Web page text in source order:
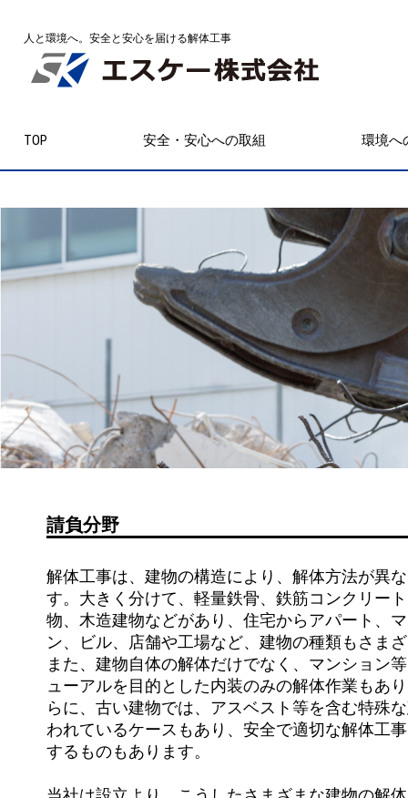
人と環境へ。安全と安心を届ける解体工事
TOP 安全・安心への取組 環境へ
請負分野
解体工事は、建物の構造により、解体方法が異
す。大きく分けて、軽量鉄骨、鉄筋コンクリー
物、木造建物などがあり、住宅からアパート、
ン、ビル、店舗や工場など、建物の種類もさま
また、建物自体の解体だけでなく、マンション
ューアルを目的とした内装のみの解体作業もあ
らに、古い建物では、アスベスト等を含む特殊
われているケースもあり、安全で適切な解体工
するものもあります。